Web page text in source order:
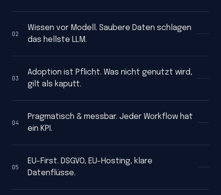
02
Wissen vor Modell. Saubere Daten schlagen
das hellste LLM.
03
Adoption ist Pflicht. Was nicht genutzt wird,
gilt als kaputt.
04
Pragmatisch & messbar. Jeder Workflow hat
ein KPI.
05
EU-First. DSGVO, EU-Hosting, klare
Datenflüsse.